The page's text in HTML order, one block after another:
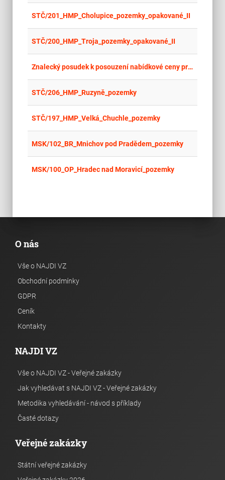
STČ/201_HMP_Cholupice_pozemky_opakované_II
STČ/200_HMP_Troja_pozemky_opakované_II
Znalecký posudek k posouzení nabídkové ceny pro veřejnou zakázku „Podpora služeb spojená s dopravou zboží pořízeného FMS 2025-2031
STČ/206_HMP_Ruzyně_pozemky
STČ/197_HMP_Velká_Chuchle_pozemky
MSK/102_BR_Mnichov pod Pradědem_pozemky
MSK/100_OP_Hradec nad Moravicí_pozemky
O nás
Vše o NAJDI VZ
Obchodní podmínky
GDPR
Ceník
Kontakty
NAJDI VZ
Vše o NAJDI VZ - Veřejné zakázky
Jak vyhledávat s NAJDI VZ - Veřejné zakázky
Metodika vyhledávání - návod s příklady
Časté dotazy
Veřejné zakázky
Státní veřejné zakázky